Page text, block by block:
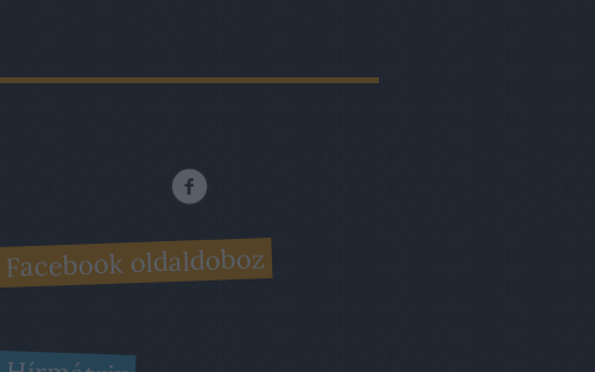
Facebook oldaldoboz